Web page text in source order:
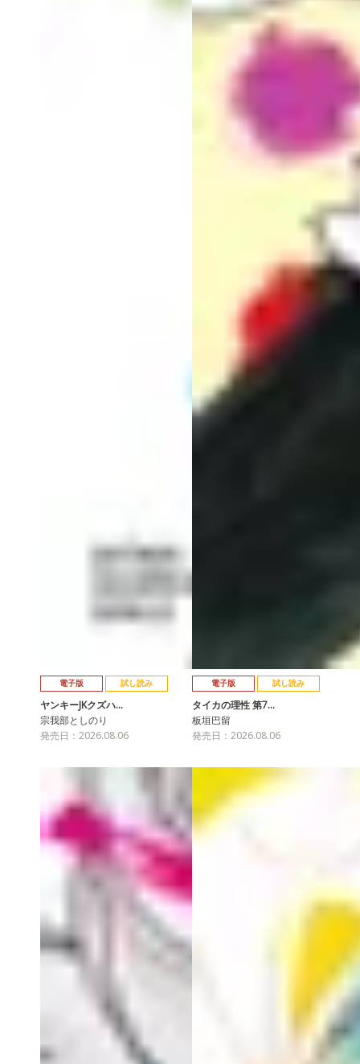
電子版 試し読み
ヤンキーJKクズハ…
宗我部としのり
発売日：2026.08.06
電子版 試し読み
タイカの理性 第7…
板垣巴留
発売日：2026.08.06